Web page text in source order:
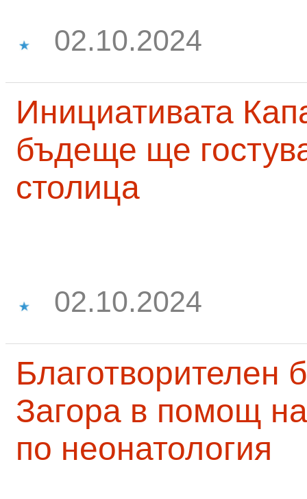
02.10.2024
Инициативата
бъдеще ще
столица
02.10.2024
Благотворителен
Загора в помощ
по неонатология